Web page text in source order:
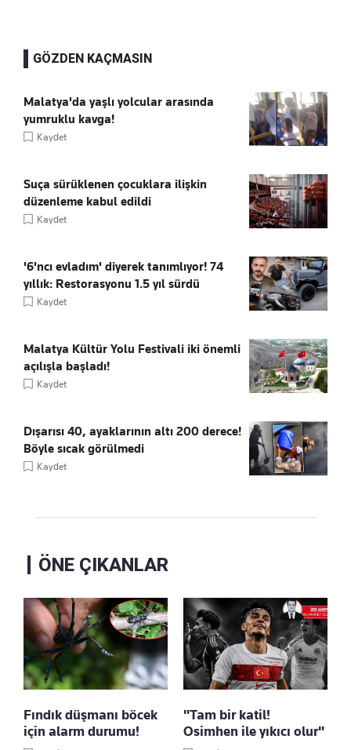
GÖZDEN KAÇMASIN
Malatya'da yaşlı yolcular arasında
yumruklu kavga!
Kaydet
Suça sürüklenen çocuklara ilişkin
düzenleme kabul edildi
Kaydet
'6'ncı evladım' diyerek tanımlıyor! 74
yıllık: Restorasyonu 1.5 yıl sürdü
Kaydet
Malatya Kültür Yolu Festivali iki önemli
açılışla başladı!
Kaydet
Dışarısı 40, ayaklarının altı 200 derece!
Böyle sıcak görülmedi
Kaydet
ÖNE ÇIKANLAR
Fındık düşmanı böcek
için alarm durumu!
"Tam bir katil!
Osimhen ile yıkıcı olur"